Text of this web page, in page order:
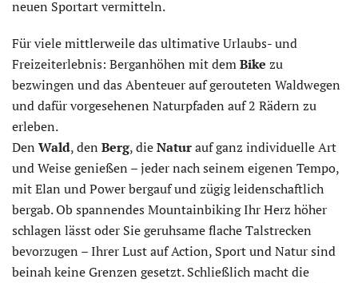
neuen Sportart vermitteln.
Für viele mittlerweile das ultimative Urlaubs- und
Freizeiterlebnis: Berganhöhen mit demBike zu
bezwingen und das Abenteuer auf gerouteten Waldwegen
und dafür vorgesehenen Naturpfaden auf 2 Rädern zu
erleben.
Den Wald, den Berg, dieNaturauf ganz individuelle Art
und Weise genießen – jeder nach seinem eigenen Tempo,
mit Elan und Power bergauf und zügig leidenschaftlich
bergab. Ob spannendes Mountainbiking Ihr Herz höher
schlagen lässt oder Sie geruhsame flache Talstrecken
bevorzugen – Ihrer Lust auf Action, Sport und Natur sind
beinah keine Grenzen gesetzt. Schließlich macht die